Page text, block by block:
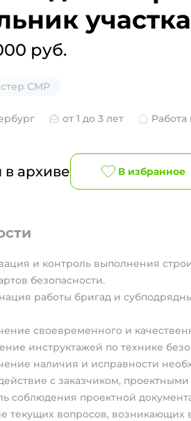
участка
руб.
СМР
от 1 до 3 лет
в архиве В избранное
и контроль выполнения
безопасности.
работы бригад и
своевременного и
инструктажей по технике
наличия и исправности
с заказчиком,
соблюдения проектной
текущих вопросов, возникающих